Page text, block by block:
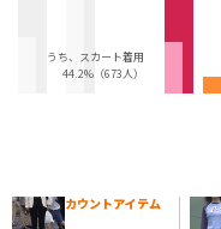
うち、スカート着用
44.2%（673人）
カウントアイテム